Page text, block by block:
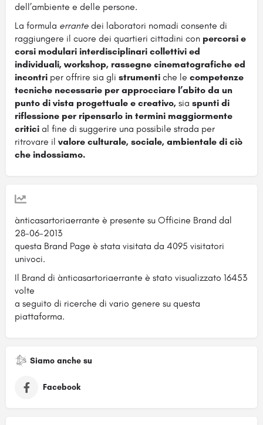
dell’ambiente e delle persone.
La formula errante dei laboratori nomadi consente di
raggiungere il cuore dei quartieri cittadini con percorsi e
corsi modulari interdisciplinari collettivi ed
individuali, workshop, rassegne cinematografiche ed
incontri per offrire sia gli strumenti che le competenze
tecniche necessarie per approcciare l’abito da un
punto di vista progettuale e creativo, sia spunti di
riflessione per ripensarlo in termini maggiormente
critici al fine di suggerire una possibile strada per
ritrovare il valore culturale, sociale, ambientale di ciò
che indossiamo.
ànticasartoriaerrante è presente su Officine Brand dal
28-06-2013
questa Brand Page è stata visitata da 4095 visitatori
univoci.
Il Brand di ànticasartoriaerrante è stato visualizzato 16453
volte
a seguito di ricerche di vario genere su questa
piattaforma.
Siamo anche su
Facebook